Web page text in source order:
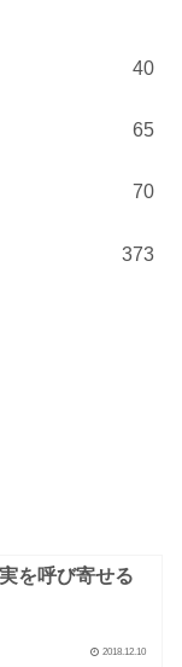
40
65
70
373
を呼び寄せる
2018.12.10